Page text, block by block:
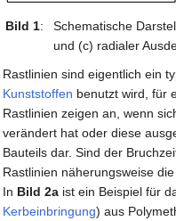
Bild 1:
Schematische
und (c) radialer
Rastlinien sind eigentlich ein
Kunststoffen benutzt wird, für
Rastlinien zeigen an, wenn
verändert hat oder diese
Bauteils dar. Sind der
Rastlinien näherungsweise
In Bild 2a ist ein Beispiel für
Kerbeinbringung) aus